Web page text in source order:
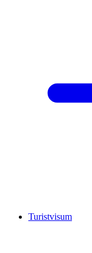
Turistvisum